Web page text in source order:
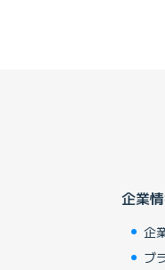
企業
企
ブ